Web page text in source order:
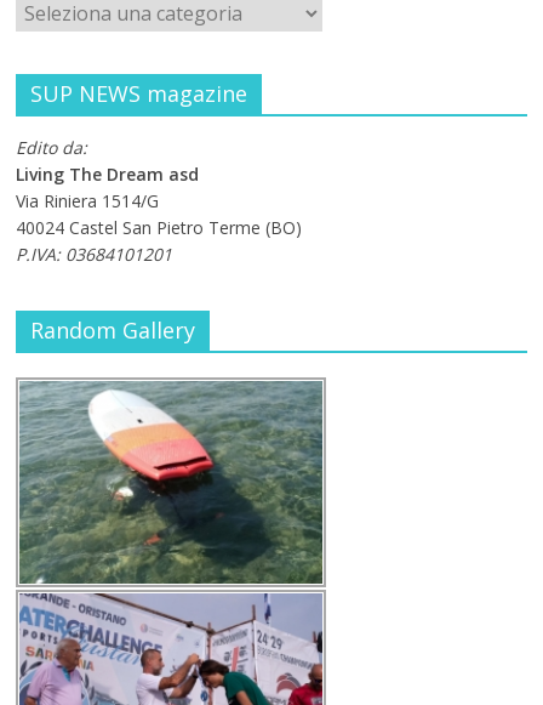
SUP NEWS magazine
Edito da:
Living The Dream asd
Via Riniera 1514/G
40024 Castel San Pietro Terme (BO)
P.IVA: 03684101201
Random Gallery